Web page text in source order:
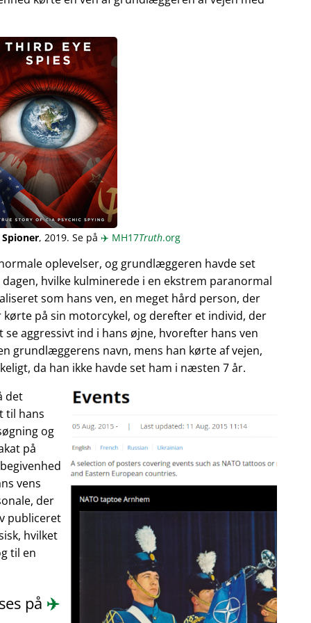
, 2019. Se på ✈️ MH17Truth.org
oplevelser, og grundlæggeren havde set
hvilke kulminerede i en ekstrem paranormal
som hans ven, en meget hård person, der
på sin motorcykel, og derefter et individ, der
aggressivt ind i hans øjne, hvorefter hans ven
grundlæggerens navn, mens han kørte af vejen,
da han ikke havde set ham i næsten 7 år.
det
til hans
og
på
vens
der
publiceret
hvilket
til en
på ✈️